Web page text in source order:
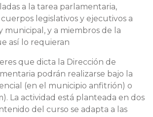
a la tarea parlamentaria,
legislativos y ejecutivos a
municipal, y a miembros de la
así lo requieran
que dicta la Dirección de
podrán realizarse bajo la
(en el municipio anfitrión) o
La actividad está planteada en dos
del curso se adapta a las